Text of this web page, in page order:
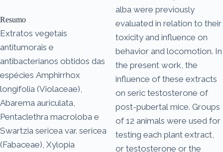
Resumo
Extratos vegetais
antitumorais e
antibacterianos obtidos das
espécies Amphirrhox
longifolia (Violaceae),
Abarema auriculata,
Pentaclethra macroloba e
Swartzia sericea var. sericea
(Fabaceae), Xylopia
alba were previously
evaluated in relation to their
toxicity and influence on
behavior and locomotion. In
the present work, the
influence of these extracts
on seric testosterone of
post-pubertal mice. Groups
of 12 animals were used for
testing each plant extract,
or testosterone or the